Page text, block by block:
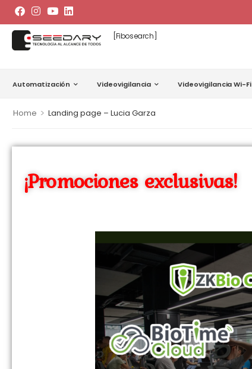
[fibosearch]
Automatización Videovigilancia Videovigilancia Wi-Fi
Home > Landing page – Lucia Garza
¡Promociones exclusivas!